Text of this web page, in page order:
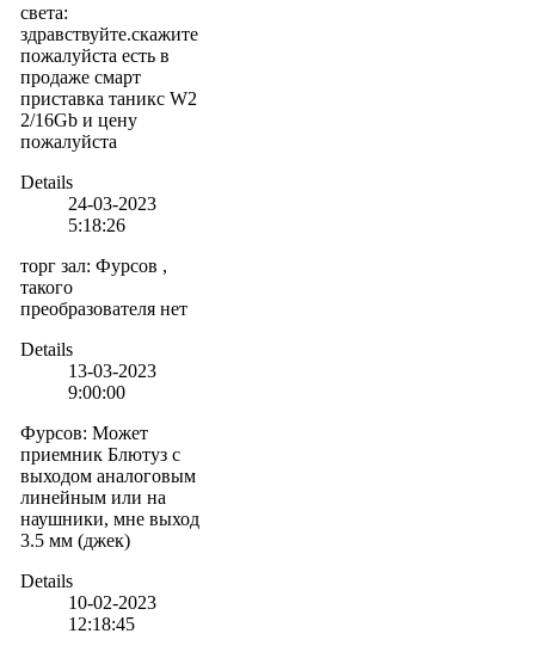
света:
здравствуйте.скажите
пожалуйста есть в
продаже смарт
приставка таникс W2
2/16Gb и цену
пожалуйста
Details
24-03-2023
5:18:26
торг зал: Фурсов ,
такого
преобразователя нет
Details
13-03-2023
9:00:00
Фурсов: Может
приемник Блютуз с
выходом аналоговым
линейным или на
наушники, мне выход
3.5 мм (джек)
Details
10-02-2023
12:18:45